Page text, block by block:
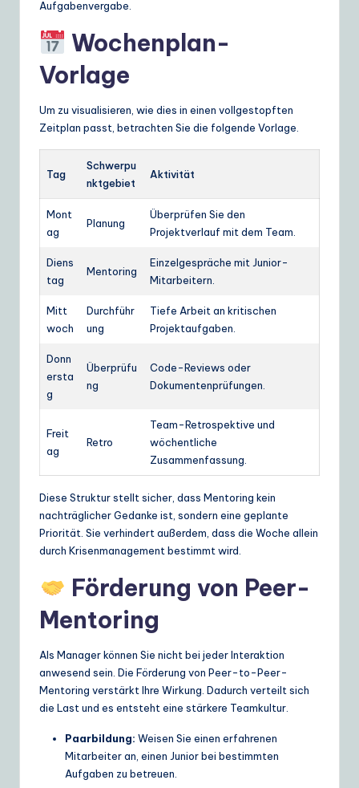
Aufgabenvergabe.
Wochenplan-
Vorlage
Um zu visualisieren, wie dies in einen vollgestopften
Zeitplan passt, betrachten Sie die folgende Vorlage.
Tag
Schwerpu
nktgebiet
Aktivität
Mont
ag
Planung
Überprüfen Sie den
Projektverlauf mit dem Team.
Diens
tag
Mentoring
Einzelgespräche mit Junior-
Mitarbeitern.
Mitt
woch
Durchführ
ung
Tiefe Arbeit an kritischen
Projektaufgaben.
Donn
ersta
g
Überprüfu
ng
Code-Reviews oder
Dokumentenprüfungen.
Freit
ag
Retro
Team-Retrospektive und
wöchentliche
Zusammenfassung.
Diese Struktur stellt sicher, dass Mentoring kein
nachträglicher Gedanke ist, sondern eine geplante
Priorität. Sie verhindert außerdem, dass die Woche allein
durch Krisenmanagement bestimmt wird.
Förderung von Peer-
Mentoring
Als Manager können Sie nicht bei jeder Interaktion
anwesend sein. Die Förderung von Peer-to-Peer-
Mentoring verstärkt Ihre Wirkung. Dadurch verteilt sich
die Last und es entsteht eine stärkere Teamkultur.
Paarbildung: Weisen Sie einen erfahrenen
Mitarbeiter an, einen Junior bei bestimmten
Aufgaben zu betreuen.